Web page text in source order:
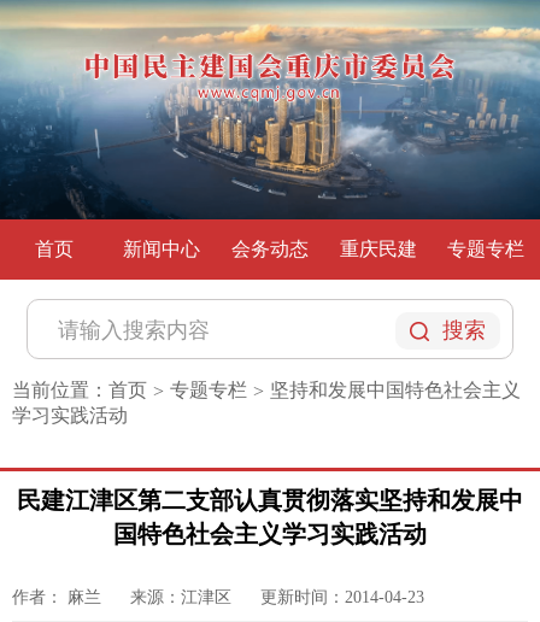
首页 新闻中心 会务动态 重庆民建 专题专栏
搜索
当前位置： 首页 > 专题专栏 > 坚持和发展中国特色社会主义
学习实践活动
民建江津区第二支部认真贯彻落实坚持和发展中
国特色社会主义学习实践活动
作者： 麻兰 来源：江津区 更新时间：2014-04-23